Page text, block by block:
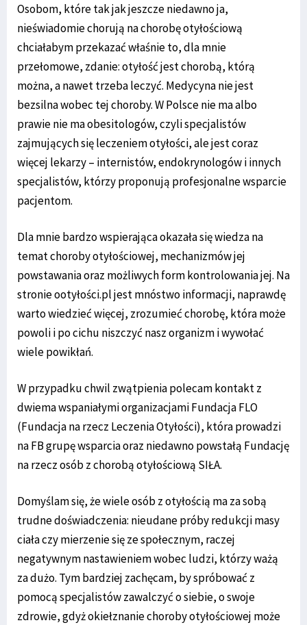
Osobom, które tak jak jeszcze niedawno ja,
nieświadomie chorują na chorobę otyłościową
chciałabym przekazać właśnie to, dla mnie
przełomowe, zdanie: otyłość jest chorobą, którą
można, a nawet trzeba leczyć. Medycyna nie jest
bezsilna wobec tej choroby. W Polsce nie ma albo
prawie nie ma obesitologów, czyli specjalistów
zajmujących się leczeniem otyłości, ale jest coraz
więcej lekarzy – internistów, endokrynologów i innych
specjalistów, którzy proponują profesjonalne wsparcie
pacjentom.
Dla mnie bardzo wspierająca okazała się wiedza na
temat choroby otyłościowej, mechanizmów jej
powstawania oraz możliwych form kontrolowania jej. Na
stronie ootyłości.pl jest mnóstwo informacji, naprawdę
warto wiedzieć więcej, zrozumieć chorobę, która może
powoli i po cichu niszczyć nasz organizm i wywołać
wiele powikłań.
W przypadku chwil zwątpienia polecam kontakt z
dwiema wspaniałymi organizacjami Fundacja FLO
(Fundacja na rzecz Leczenia Otyłości), która prowadzi
na FB grupę wsparcia oraz niedawno powstałą Fundację
na rzecz osób z chorobą otyłościową SIŁA.
Domyślam się, że wiele osób z otyłością ma za sobą
trudne doświadczenia: nieudane próby redukcji masy
ciała czy mierzenie się ze społecznym, raczej
negatywnym nastawieniem wobec ludzi, którzy ważą
za dużo. Tym bardziej zachęcam, by spróbować z
pomocą specjalistów zawalczyć o siebie, o swoje
zdrowie, gdyż okiełznanie choroby otyłościowej może